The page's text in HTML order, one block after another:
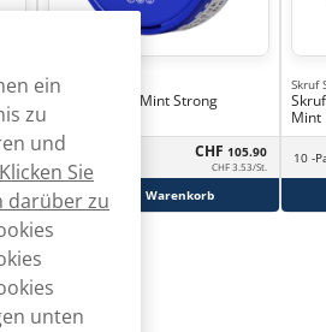
St.
Loop Snus
Loop Smooth Mint Strong
CHF 105.90
CHF 3.53/St.
In den Warenkorb
Skruf
Mint
10
ein
zu
und
Klicken Sie
darüber zu
unten